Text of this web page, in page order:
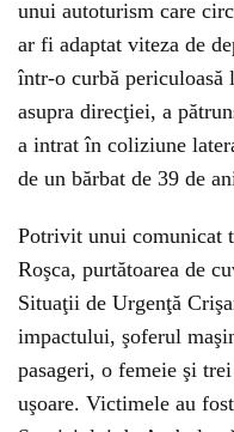
unui autoturism care
ar fi adaptat viteza de
într-o curbă
asupra direcţiei, a
a intrat în coliziune
de un bărbat de 39 de
Potrivit unui comunicat
Roşca, purtătoarea de
Situaţii de Urgenţă
impactului, şoferul
pasageri, o femeie şi
uşoare. Victimele au